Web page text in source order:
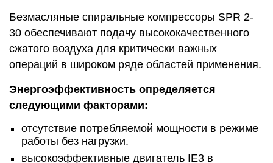
Безмасляные спиральные компрессоры SPR 2-
30 обеспечивают подачу высококачественного
сжатого воздуха для критически важных
операций в широком ряде областей применения.
Энергоэффективность определяется
следующими факторами:
отсутствие потребляемой мощности в режиме
работы без нагрузки.
высокоэффективные двигатель IE3 в